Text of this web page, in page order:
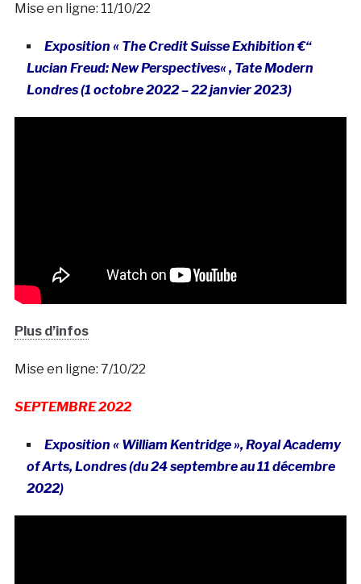
Mise en ligne: 11/10/22
Exposition « The Credit Suisse Exhibition €“
Lucian Freud: New Perspectives« , Tate Modern
Londres (1 octobre 2022 – 22 janvier 2023)
Plus d’infos
Mise en ligne: 7/10/22
SEPTEMBRE 2022
Exposition « William Kentridge », Royal Academy
of Arts, Londres (du 24 septembre au 11 décembre
2022)